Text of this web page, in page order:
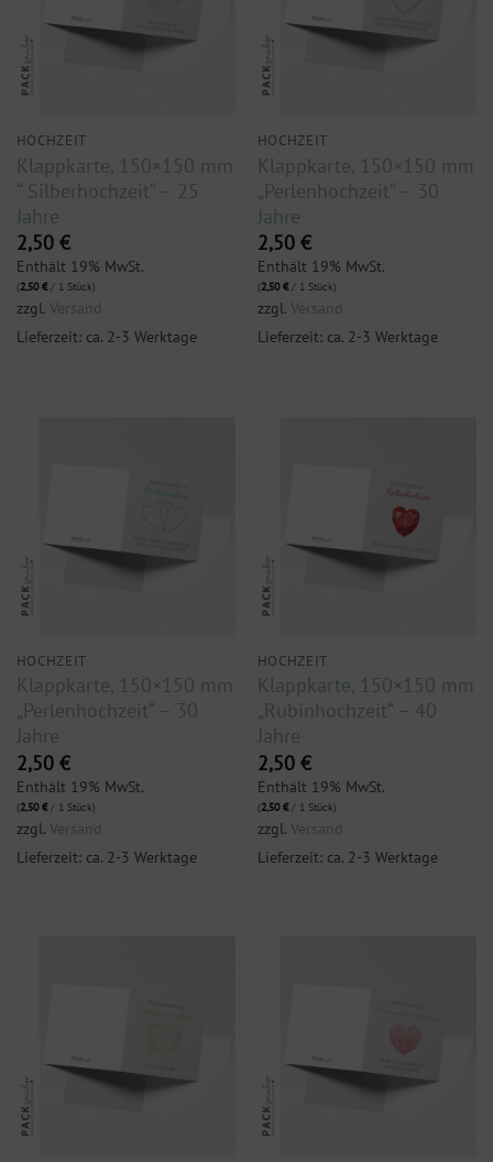
HOCHZEIT
Klappkarte, 150×150 mm
“ Silberhochzeit“ – 25
Jahre
2,50 €
Enthält 19% MwSt.
(2,50€/ 1 Stück)
zzgl. Versand
Lieferzeit: ca. 2-3 Werktage
HOCHZEIT
Klappkarte, 150×150 mm
„Perlenhochzeit“ – 30
Jahre
2,50 €
Enthält 19% MwSt.
(2,50€/ 1 Stück)
zzgl. Versand
Lieferzeit: ca. 2-3 Werktage
HOCHZEIT
Klappkarte, 150×150 mm
„Perlenhochzeit“ – 30
Jahre
2,50 €
Enthält 19% MwSt.
(2,50€/ 1 Stück)
zzgl. Versand
Lieferzeit: ca. 2-3 Werktage
HOCHZEIT
Klappkarte, 150×150 mm
„Rubinhochzeit“ – 40
Jahre
2,50 €
Enthält 19% MwSt.
(2,50€/ 1 Stück)
zzgl. Versand
Lieferzeit: ca. 2-3 Werktage